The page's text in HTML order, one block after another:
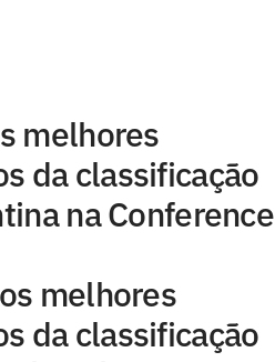
melhores
da classificação
na Conference
melhores
da classificação